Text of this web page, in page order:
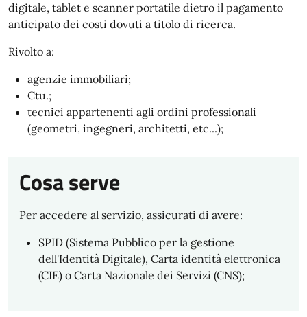
digitale, tablet e scanner portatile dietro il pagamento
anticipato dei costi dovuti a titolo di ricerca.
Rivolto a:
agenzie immobiliari;
Ctu.;
tecnici appartenenti agli ordini professionali
(geometri, ingegneri, architetti, etc...);
Cosa serve
Per accedere al servizio, assicurati di avere:
SPID (Sistema Pubblico per la gestione
dell'Identità Digitale), Carta identità elettronica
(CIE) o Carta Nazionale dei Servizi (CNS);